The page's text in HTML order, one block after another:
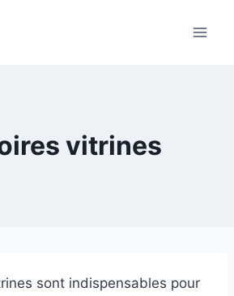
vitrines
sont indispensables pour